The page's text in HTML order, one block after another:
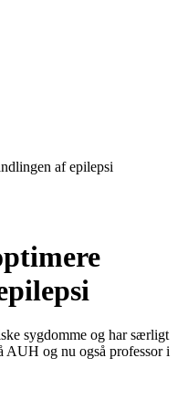
af epilepsi
sygdomme og har særligt
AUH og nu også professor i